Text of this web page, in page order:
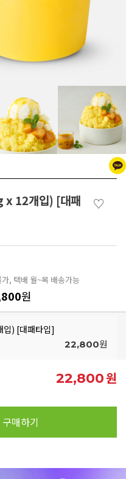
x 12개입) [대패
♡
, 택배 월~목 배송가능
원
입) [대패타입]
22,800원
22,800원
매하기